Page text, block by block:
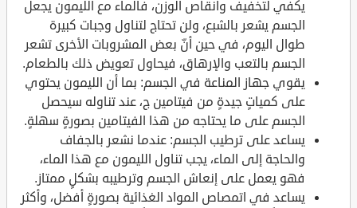
يكفي لتخفيف وانقاص الوزن، فالماء مع الليمون يجعل
الجسم يشعر بالشبع، ولن تحتاج لتناول وجبات كبيرة
طوال اليوم، في حين أنّ بعض المشروبات الأخرى تشعر
الجسم بالتعب والإرهاق، فيحاول تعويض ذلك بالطعام.
يقوي جهاز المناعة في الجسم: بما أن الليمون يحتوي
على كمياتٍ جيدةٍ من فيتامين ج، عند تناوله سيحصل
الجسم على ما يحتاجه من هذا الفيتامين بصورةٍ سهلةٍ.
يساعد على ترطيب الجسم: عندما نشعر بالجفاف
والحاجة إلى الماء، يجب تناول الليمون مع هذا الماء،
فهو يعمل على إنعاش الجسم وترطيبه بشكلٍ ممتاز.
يساعد في اتمصاص المواد الغذائية بصورةٍ أفضل، وأكثر